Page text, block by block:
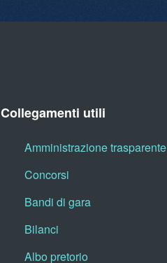
Collegamenti utili
Amministrazione trasparente
Concorsi
Bandi di gara
Bilanci
Albo pretorio